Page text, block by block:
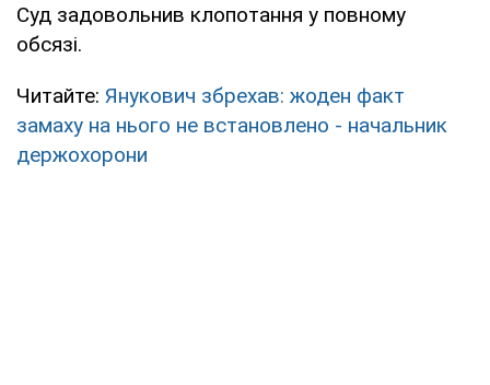
Суд задовольнив клопотання у повному
обсязі.
Читайте: Янукович збрехав: жоден факт
замаху на нього не встановлено - начальник
держохорони